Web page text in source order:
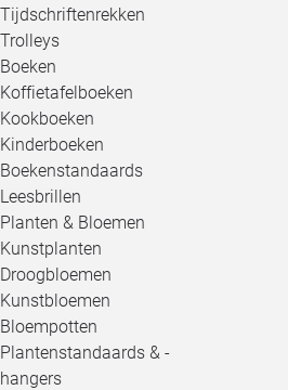
Tijdschriftenrekken
Trolleys
Boeken
Koffietafelboeken
Kookboeken
Kinderboeken
Boekenstandaards
Leesbrillen
Planten & Bloemen
Kunstplanten
Droogbloemen
Kunstbloemen
Bloempotten
Plantenstandaards & -
hangers